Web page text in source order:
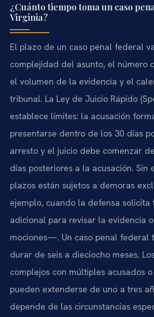
¿Cuánto tiempo toma un caso
Virginia?
El plazo de un caso penal federal
complejidad del asunto, el número
el volumen de la evidencia y el
tribunal. La Ley de Juicio Rápido
establece límites: la acusación
presentarse dentro de los 30 días
arresto y el juicio debe comenzar
días posteriores a la acusación. Sin
plazos están sujetos a demoras
ejemplo, cuando la defensa solicita
adicional para revisar la evidencia
mociones—. Un caso penal federal
durar de seis a dieciocho meses.
complejos con múltiples acusados
pueden extenderse de uno a tres
depende de las circunstancias